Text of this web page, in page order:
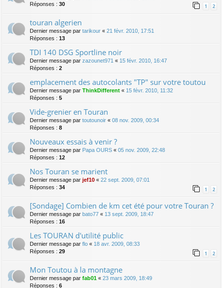
Réponses : 30 1 2
touran algerien
Dernier message par tarikour « 21 févr. 2010, 17:51
Réponses : 13
TDI 140 DSG Sportline noir
Dernier message par zazounet971 « 15 févr. 2010, 16:47
Réponses : 2
emplacement des autocolants "TP" sur votre toutou
Dernier message par ThinkDifferent « 15 févr. 2010, 11:32
Réponses : 5
Vide-grenier en Touran
Dernier message par toutounoir « 08 nov. 2009, 00:34
Réponses : 8
Nouveaux essais à venir ?
Dernier message par Papa OURS « 05 nov. 2009, 22:48
Réponses : 12
Nos Touran se marient
Dernier message par jef10 « 22 sept. 2009, 07:01
Réponses : 34 1 2
[Sondage] Combien de km cet été pour votre Touran ?
Dernier message par bato77 « 13 sept. 2009, 18:47
Réponses : 16
Les TOURAN d'utilité public
Dernier message par flo « 18 avr. 2009, 08:33
Réponses : 29 1 2
Mon Toutou à la montagne
Dernier message par fab01 « 23 mars 2009, 18:49
Réponses : 6